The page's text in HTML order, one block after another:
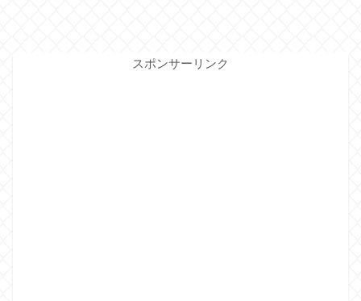
スポンサーリンク